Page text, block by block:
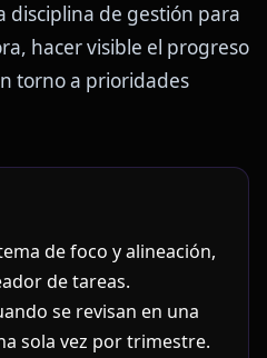
disciplina de gestión para
hacer visible el progreso
torno a prioridades
de foco y alineación,
de tareas.
se revisan en una
sola vez por trimestre.